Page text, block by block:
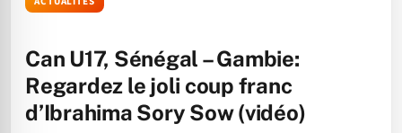
Can U17, Sénégal – Gambie:
Regardez le joli coup franc
d’Ibrahima Sory Sow (vidéo)